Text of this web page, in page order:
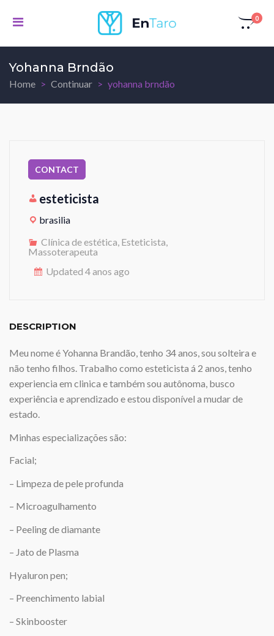
0
Yohanna Brndão
Home Continuar yohanna brndão
esteticista
brasilia
Clínica de estética, Esteticista,
Massoterapeuta
Updated 4 anos ago
DESCRIPTION
Meu nome é Yohanna Brandão, tenho 34 anos, sou solteira e
não tenho filhos. Trabalho como esteticista á 2 anos, tenho
experiencia em clinica e também sou autônoma, busco
experiência e aprendizado e estou disponível a mudar de
estado.
Minhas especializações são:
Facial;
– Limpeza de pele profunda
– Microagulhamento
– Peeling de diamante
– Jato de Plasma
Hyaluron pen;
– Preenchimento labial
– Skinbooster